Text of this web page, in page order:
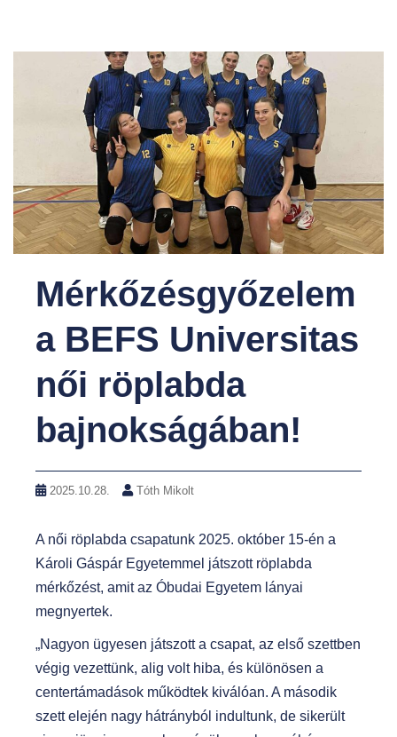
Mérkőzésgyőzelem
a BEFS Universitas
női röplabda
bajnokságában!
2025.10.28. Tóth Mikolt
A női röplabda csapatunk 2025. október 15-én a
Károli Gáspár Egyetemmel játszott röplabda
mérkőzést, amit az Óbudai Egyetem lányai
megnyertek.
„Nagyon ügyesen játszott a csapat, az első szettben
végig vezettünk, alig volt hiba, és különösen a
centertámadások működtek kiválóan. A második
szett elején nagy hátrányból indultunk, de sikerült